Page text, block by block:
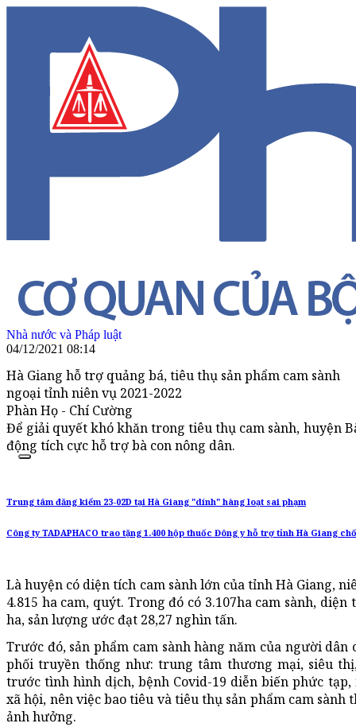
Nhà nước và Pháp luật
04/12/2021 08:14
Hà Giang hỗ trợ quảng bá, tiêu thụ sản phẩm cam sành
ngoại tỉnh niên vụ 2021-2022
Phàn Họ - Chí Cường
Để giải quyết khó khăn trong tiêu thụ cam sành, huyện
động tích cực hỗ trợ bà con nông dân.
Trung tâm đăng kiểm 23-02D tại Hà Giang "dính" hàng loạt sai phạm
Công ty TADAPHACO trao tặng 1.400 hộp thuốc Đông y hỗ trợ tỉnh Hà Giang
Là huyện có diện tích cam sành lớn của tỉnh Hà Giang,
4.815 ha cam, quýt. Trong đó có 3.107ha cam sành,
ha, sản lượng ước đạt 28,27 nghìn tấn.
Trước đó, sản phẩm cam sành hàng năm của người
phối truyền thống như: trung tâm thương mại, siêu
trước tình hình dịch, bệnh Covid-19 diễn biến phức
xã hội, nên việc bao tiêu và tiêu thụ sản phẩm cam
ảnh hưởng.